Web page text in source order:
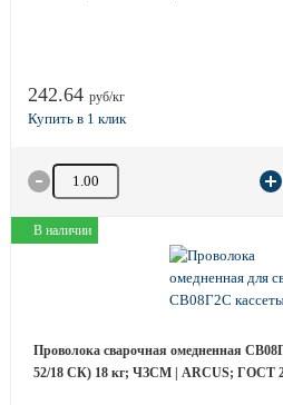
242.64 руб/кг
Количество товара
В наличии
Проволока сварочная омедненная
52/18 СК) 18 кг; ЧЗСМ | ARCUS; ГОСТ